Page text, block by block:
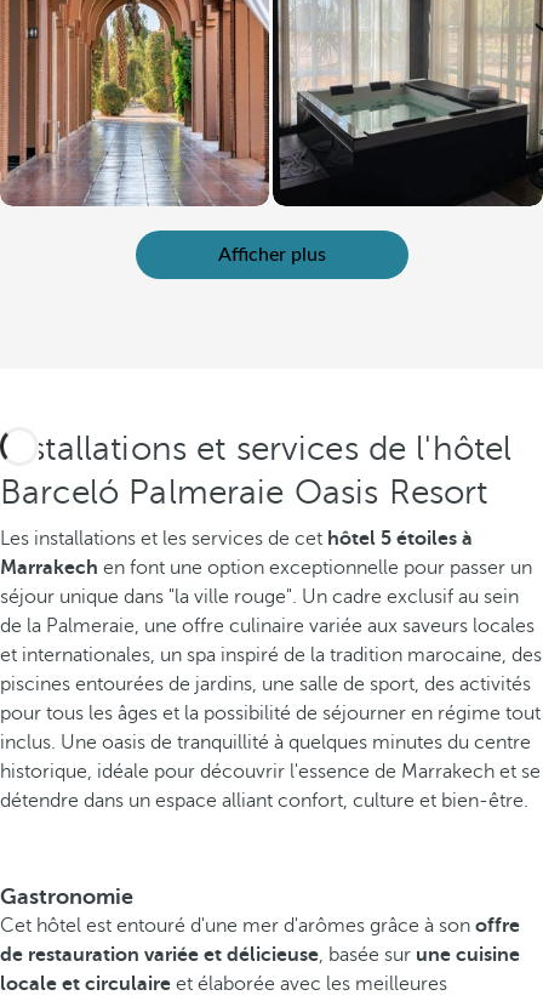
Afficher plus
Installations et services de l'hôtel
Barceló Palmeraie Oasis Resort
Les installations et les services de cet hôtel 5 étoiles à
Marrakech en font une option exceptionnelle pour passer un
séjour unique dans "la ville rouge". Un cadre exclusif au sein
de la Palmeraie, une offre culinaire variée aux saveurs locales
et internationales, un spa inspiré de la tradition marocaine, des
piscines entourées de jardins, une salle de sport, des activités
pour tous les âges et la possibilité de séjourner en régime tout
inclus. Une oasis de tranquillité à quelques minutes du centre
historique, idéale pour découvrir l'essence de Marrakech et se
détendre dans un espace alliant confort, culture et bien-être.
Gastronomie
Cet hôtel est entouré d'une mer d'arômes grâce à son offre
de restauration variée et délicieuse, basée sur une cuisine
locale et circulaire et élaborée avec les meilleures